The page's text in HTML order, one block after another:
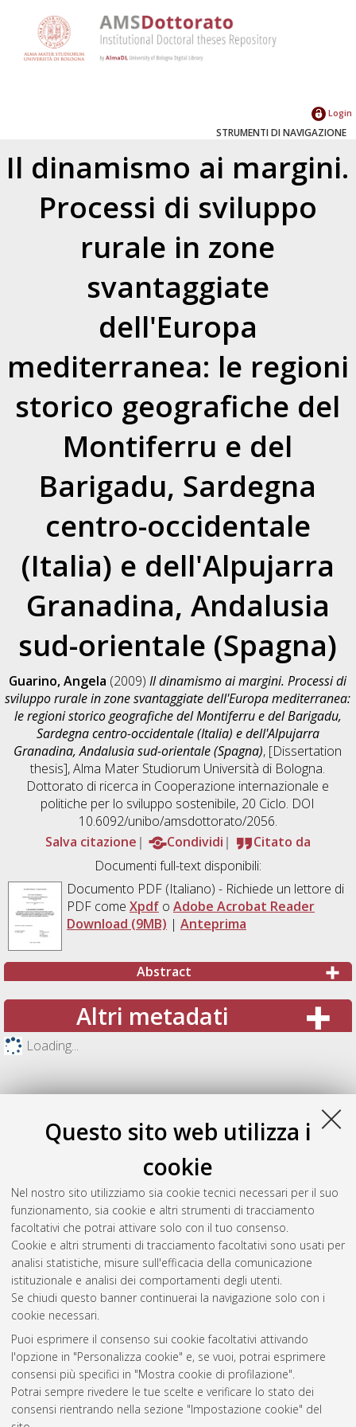
Questo sito web utilizza i
cookie
Nel nostro sito utilizziamo sia cookie tecnici necessari per il suo
funzionamento, sia cookie e altri strumenti di tracciamento
facoltativi che potrai attivare solo con il tuo consenso.
Cookie e altri strumenti di tracciamento facoltativi sono usati per
analisi statistiche, misure sull'efficacia della comunicazione
istituzionale e analisi dei comportamenti degli utenti.
Se chiudi questo banner continuerai la navigazione solo con i
cookie necessari.
Puoi esprimere il consenso sui cookie facoltativi attivando
l'opzione in "Personalizza cookie" e, se vuoi, potrai esprimere
consensi più specifici in "Mostra cookie di profilazione".
Potrai sempre rivedere le tue scelte e verificare lo stato dei
consensi rientrando nella sezione "Impostazione cookie" del
Login
STRUMENTI DI NAVIGAZIONE
Il dinamismo ai margini.
Processi di sviluppo
rurale in zone
svantaggiate
dell'Europa
mediterranea: le regioni
storico geografiche del
Montiferru e del
Barigadu, Sardegna
centro-occidentale
(Italia) e dell'Alpujarra
Granadina, Andalusia
sud-orientale (Spagna)
Guarino, Angela (2009)Il dinamismo ai margini. Processi di
sviluppo rurale in zone svantaggiate dell'Europa mediterranea:
le regioni storico geografiche del Montiferru e del Barigadu,
Sardegna centro-occidentale (Italia) e dell'Alpujarra
Granadina, Andalusia sud-orientale (Spagna), [Dissertation
thesis], Alma Mater Studiorum Università di Bologna.
Dottorato di ricerca in Cooperazione internazionale e
politiche per lo sviluppo sostenibile, 20 Ciclo. DOI
10.6092/unibo/amsdottorato/2056.
Salva citazione
Condividi
Citato da
Documenti full-text disponibili:
Documento PDF(Italiano) - Richiede un lettore di
PDF come Xpdfo Adobe Acrobat Reader
Download (9MB) | Anteprima
Abstract
Altri metadati
Loading...
Gestione del documento:
Atom
Rss 1.0
Rss 2.0